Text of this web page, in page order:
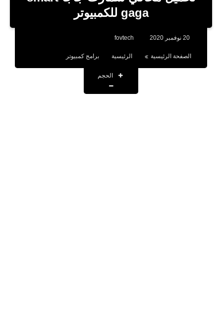
بلوجر
برامج كمبيوتر
gaga للكمبيوتر
20 نوفمبر 2020 fovtech
الصفحة الرئيسية الرئيسية برامج كمبيوتر
الحجم